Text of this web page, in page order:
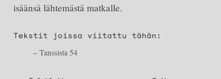
isäänsä lähtemästä matkalle.
Tekstit joissa viitattu tähän:
Tanssista 54